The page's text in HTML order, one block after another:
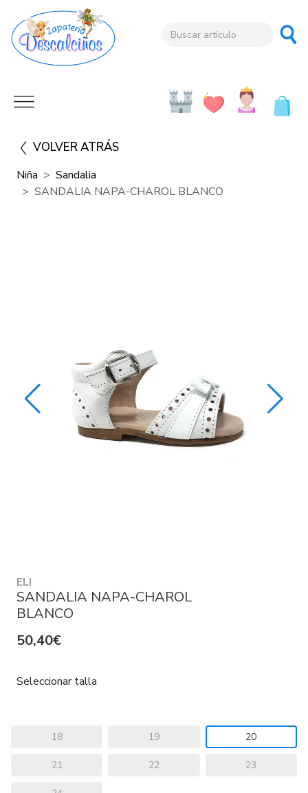
VOLVER ATRÁS
Niña
Sandalia
SANDALIA NAPA-CHAROL BLANCO
ELI
SANDALIA NAPA-CHAROL
BLANCO
50,40€
Seleccionar talla
18 19 20
21 22 23